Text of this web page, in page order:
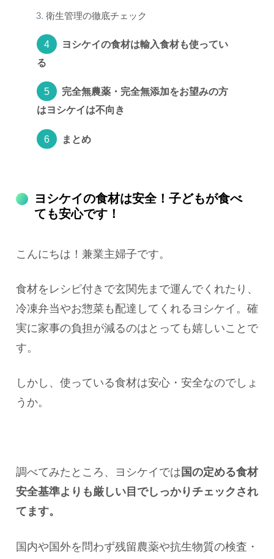
衛生管理の徹底チェック
ヨシケイの食材は輸入食材も使ってい
る
完全無農薬・完全無添加をお望みの方
はヨシケイは不向き
まとめ
ヨシケイの食材は安全！子どもが食べ
ても安心です！
こんにちは！兼業主婦子です。
食材をレシピ付きで玄関先まで運んでくれたり、
冷凍弁当やお惣菜も配達してくれるヨシケイ。確
実に家事の負担が減るのはとっても嬉しいことで
す。
しかし、使っている食材は安心・安全なのでしょ
うか。
調べてみたところ、ヨシケイでは 国の定める食材
安全基準よりも厳しい目でしっかりチェックされ
てます。
国内や国外を問わず残留農薬や抗生物質の検査・